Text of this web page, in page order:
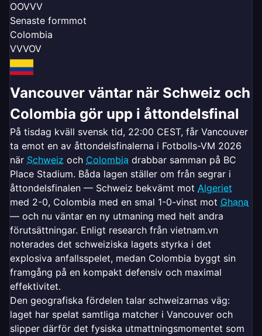
OOVVV
Senaste formmot
Colombia
VVVOV
Vancouver väntar när Schweiz och
Colombia gör upp i åttondelsfinal
På tisdag kväll svensk tid, 22:00 CEST, får Vancouver
ta emot en av åttondelsfinalerna i Fotbolls-VM 2026
när Schweiz och Colombia drabbar samman på BC
Place Stadium. Båda lagen ställer om från segrar i
åttondelsfinalen — Schweiz bekvämt mot Algeriet
med 2-0, Colombia med en smal 1-0-vinst mot Ghana
— och nu väntar en ny utmaning med helt andra
förutsättningar. Enligt research från vietnam.vn
noterades det schweiziska lagets styrka i det
explosiva anfallsspelet, medan Colombia byggt sin
framgång på en kompakt defensiv och maximal
effektivitet.
Den geografiska fördelen talar schweizarnas väg:
laget har spelat samtliga matcher i Vancouver och
slipper därför det fysiska utmattningsmomentet som